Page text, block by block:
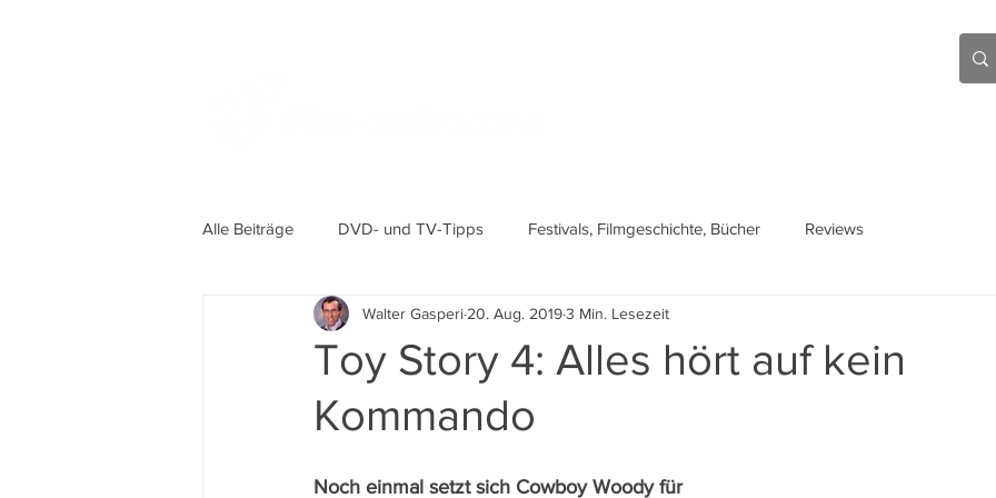
Alle Beiträge DVD- und TV-Tipps Festivals, Filmgeschichte, Bücher Reviews
Toy Story 4: Alles hört auf kein
Kommando
Walter Gasperi 20. Aug. 20193 Min. Lesezeit
Noch einmal setzt sich Cowboy Woody für